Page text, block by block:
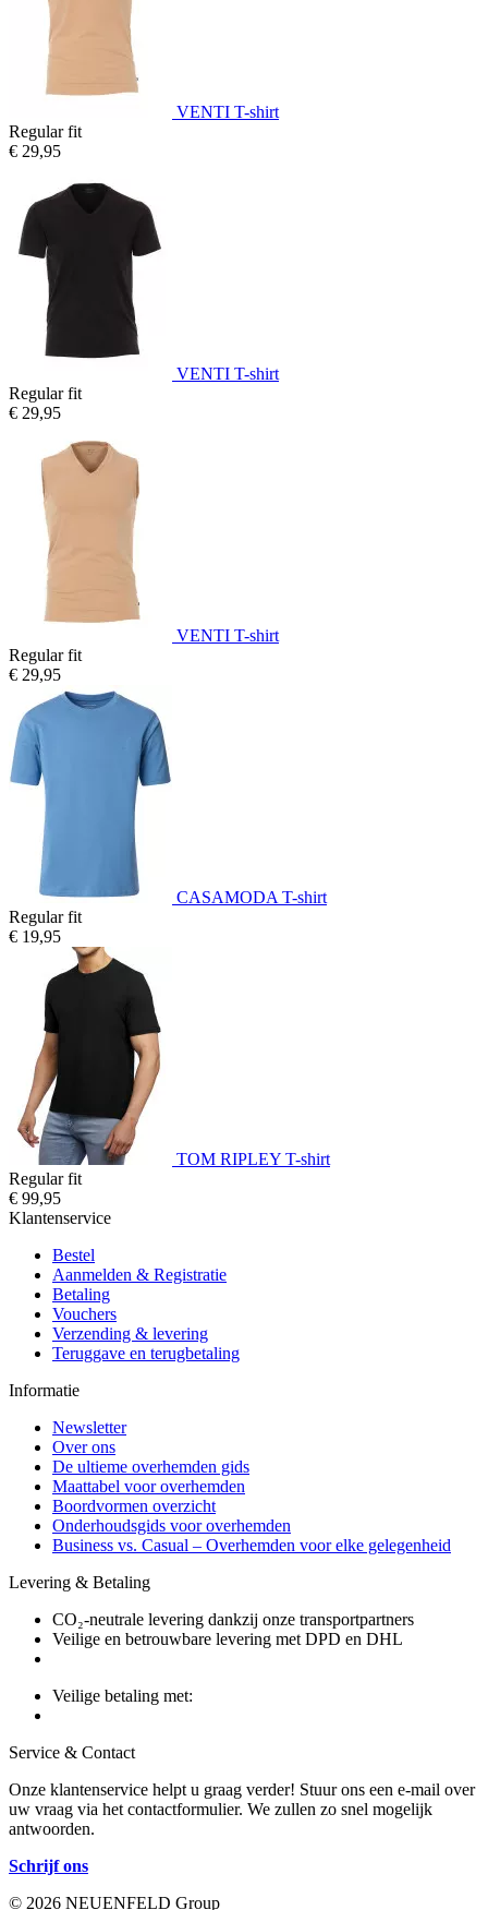
VENTI T-shirt
Regular fit
€ 29,95
VENTI T-shirt
Regular fit
€ 29,95
VENTI T-shirt
Regular fit
€ 29,95
CASAMODA T-shirt
Regular fit
€ 19,95
TOM RIPLEY T-shirt
Regular fit
€ 99,95
Klantenservice
Bestel
Aanmelden & Registratie
Betaling
Vouchers
Verzending & levering
Teruggave en terugbetaling
Informatie
Newsletter
Over ons
De ultieme overhemden gids
Maattabel voor overhemden
Boordvormen overzicht
Onderhoudsgids voor overhemden
Business vs. Casual – Overhemden voor elke gelegenheid
Levering & Betaling
CO₂-neutrale levering dankzij onze transportpartners
Veilige en betrouwbare levering met DPD en DHL
Veilige betaling met:
Service & Contact
Onze klantenservice helpt u graag verder! Stuur ons een e-mail over
uw vraag via het contactformulier. We zullen zo snel mogelijk
antwoorden.
Schrijf ons
© 2026 NEUENFELD Group